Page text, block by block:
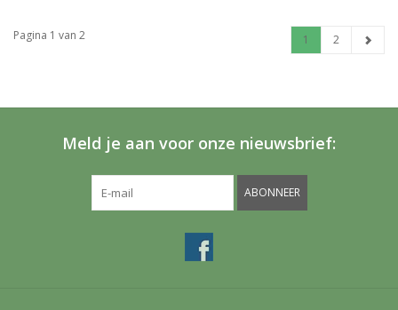
Pagina 1 van 2 1 2
Meld je aan voor onze nieuwsbrief:
ABONNEER